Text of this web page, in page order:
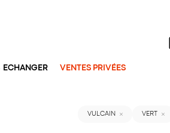
ECHANGER VENTES PRIVÉES
VULCAIN VERT